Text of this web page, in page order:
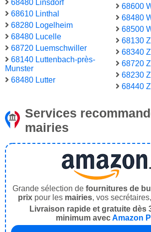
68480 Linsdorf
68610 Linthal
68280 Logelheim
68480 Lucelle
68720 Luemschwiller
68140 Luttenbach-près-
Munster
68480 Lutter
68600
68480
68500
68130
68340
68720
68230
68440
Services
mairies
Grande sélection de fournitures de
prix pour les mairies, vos
Livraison rapide et gratuite dès
minimum avecAmazon